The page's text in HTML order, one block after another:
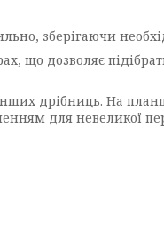
зберігаючи
що дозволяє
дрібниць. На
для невеликої